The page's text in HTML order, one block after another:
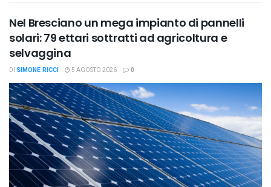
Nel Bresciano un mega impianto di pannelli
solari: 79 ettari sottratti ad agricoltura e
selvaggina
DI SIMONE RICCI 5 AGOSTO 2026 0